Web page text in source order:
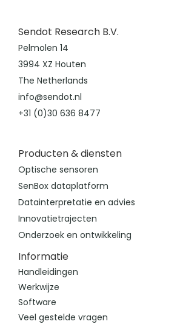
Sendot Research B.V.
Pelmolen 14
3994 XZ Houten
The Netherlands
info@sendot.nl
+31 (0)30 636 8477
Producten & diensten
Optische sensoren
SenBox dataplatform
Datainterpretatie en advies
Innovatietrajecten
Onderzoek en ontwikkeling
Informatie
Handleidingen
Werkwijze
Software
Veel gestelde vragen